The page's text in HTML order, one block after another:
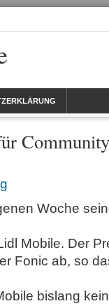
Woche
Mobile. Der
Fonic ab, so
bislang